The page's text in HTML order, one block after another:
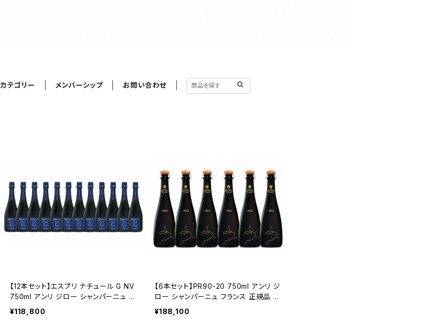
カテゴリー メンバーシップ お問い合わせ
【12本セット】エスプリ ナチュール G NV
750ml アンリ ジロー シャンパーニュ フ
ランス 正規品 箱なし 送料無料
¥118,800
【6本セット】PR90-20 750ml アンリ ジ
ロー シャンパーニュ フランス 正規品 箱
なし 送料無料
¥188,100